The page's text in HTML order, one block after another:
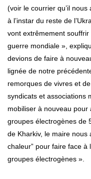
(voir le courrier qu’il
à l’instar du reste de
vont extrêmement souffrir
guerre mondiale »,
devions de faire à
lignée de notre
remorques de vivres et
syndicats et associations
mobiliser à nouveau
groupes électrogènes de
de Kharkiv, le maire nous
chaleur” pour faire face à
groupes électrogènes ».